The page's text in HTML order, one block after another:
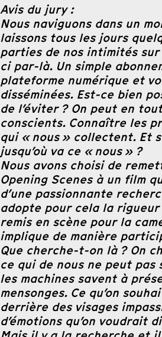
Avis du jury :
Nous naviguons dans un
laissons tous les jours
parties de nos intimités
ci par-là. Un simple
plateforme numérique et
disséminées. Est-ce bien
de l’éviter ? On peut en
conscients. Connaître les
qui « nous » collectent. Et
jusqu’où va ce « nous » ?
Nous avons choisi de
Opening Scenes à un film
d’une passionnante
adopte pour cela la
remis en scène pour la
implique de manière
Que cherche-t-on là ? On
ce qui de nous ne peut pas
les machines savent à
mensonges. Ce qu’on
derrière des visages
d’émotions qu’on voudrait